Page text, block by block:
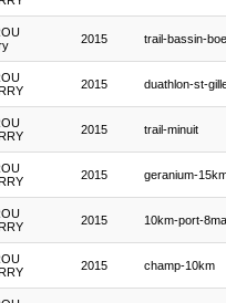
2015 trail-bassin-
2015 duathlon-st-
2015 trail-minuit
2015 geranium-
2015 10km-port-
2015 champ-10km